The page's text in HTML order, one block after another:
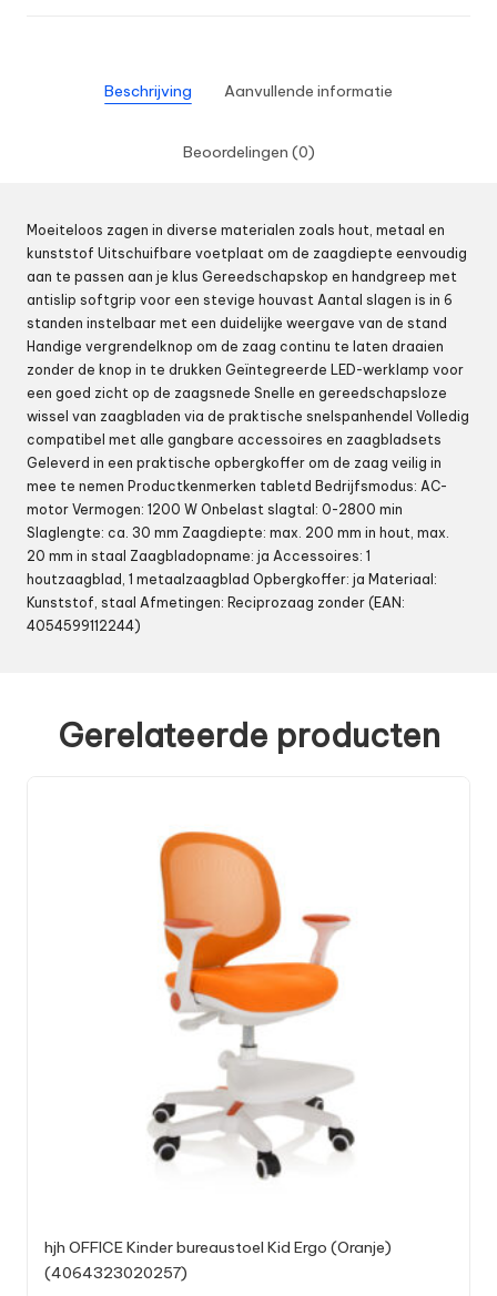
Beschrijving Aanvullende informatie
Beoordelingen (0)
Moeiteloos zagen in diverse materialen zoals hout, metaal en
kunststof Uitschuifbare voetplaat om de zaagdiepte eenvoudig
aan te passen aan je klus Gereedschapskop en handgreep met
antislip softgrip voor een stevige houvast Aantal slagen is in 6
standen instelbaar met een duidelijke weergave van de stand
Handige vergrendelknop om de zaag continu te laten draaien
zonder de knop in te drukken Geïntegreerde LED-werklamp voor
een goed zicht op de zaagsnede Snelle en gereedschapsloze
wissel van zaagbladen via de praktische snelspanhendel Volledig
compatibel met alle gangbare accessoires en zaagbladsets
Geleverd in een praktische opbergkoffer om de zaag veilig in
mee te nemen Productkenmerken tabletd Bedrijfsmodus: AC-
motor Vermogen: 1200 W Onbelast slagtal: 0-2800 min
Slaglengte: ca. 30 mm Zaagdiepte: max. 200 mm in hout, max.
20 mm in staal Zaagbladopname: ja Accessoires: 1
houtzaagblad, 1 metaalzaagblad Opbergkoffer: ja Materiaal:
Kunststof, staal Afmetingen: Reciprozaag zonder (EAN:
4054599112244)
Gerelateerde producten
hjh OFFICE Kinder bureaustoel Kid Ergo (Oranje)
(4064323020257)